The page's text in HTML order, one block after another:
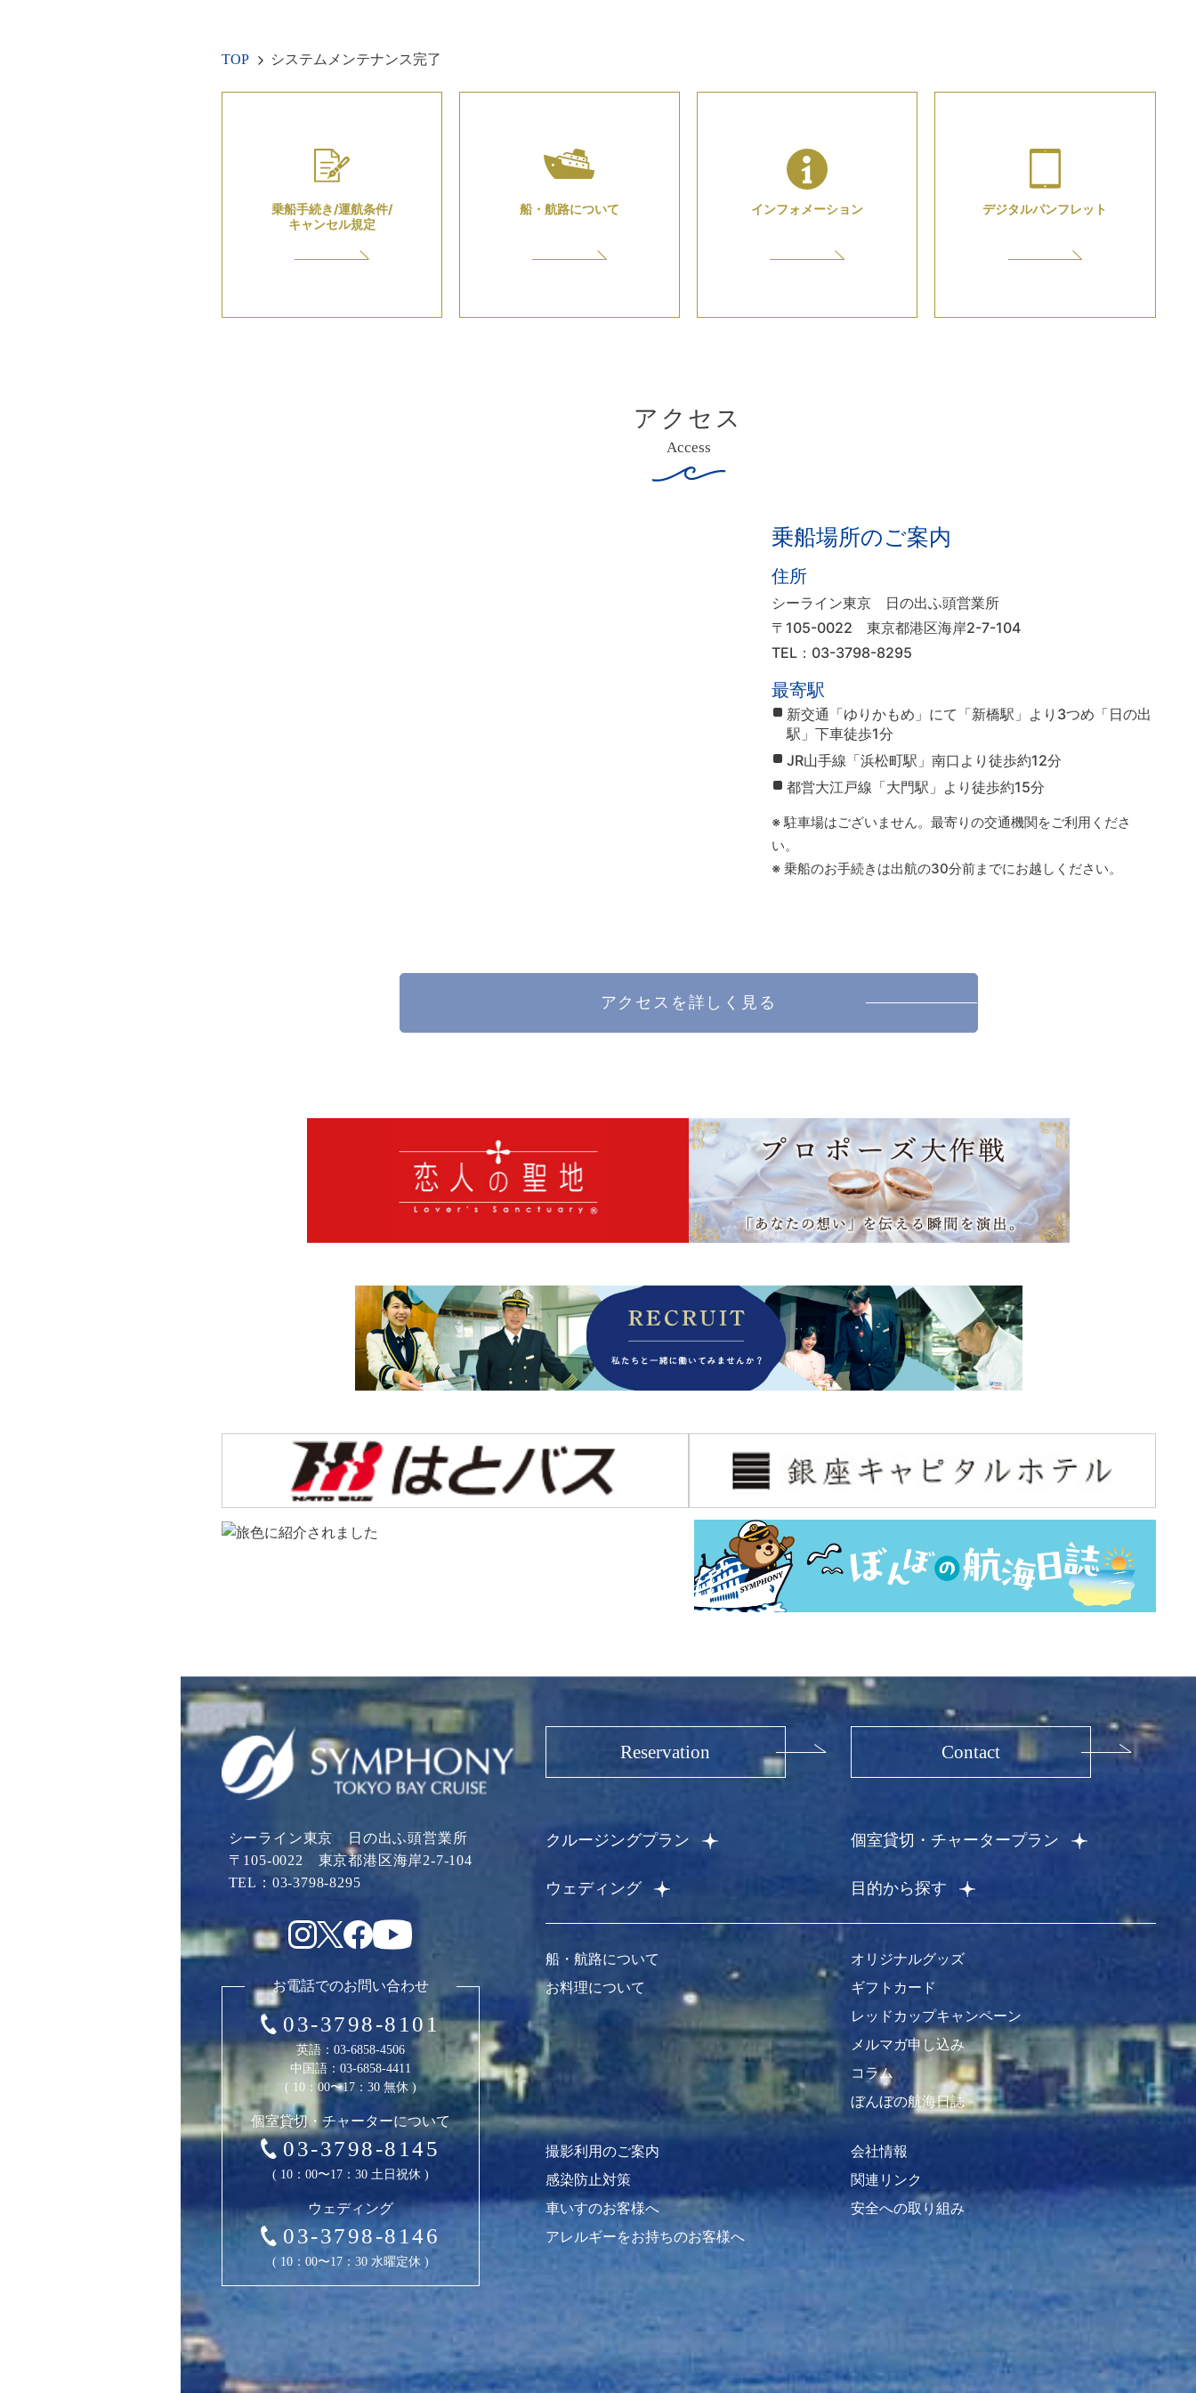
TOP システムメンテナンス完了
乗船手続き/運航条件/
キャンセル規定
船・航路について インフォメーション デジタルパンフレット
アクセス
Access
乗船場所のご案内
住所
シーライン東京 日の出ふ頭営業所
〒105-0022 東京都港区海岸2-7-104
TEL：03-3798-8295
最寄駅
新交通「ゆりかもめ」にて「新橋駅」より3つめ「日の出
駅」下車徒歩1分
JR山手線「浜松町駅」南口より徒歩約12分
都営大江戸線「大門駅」より徒歩約15分
※ 駐車場はございません。最寄りの交通機関をご利用くださ
い。
※ 乗船のお手続きは出航の30分前までにお越しください。
アクセスを詳しく見る
Reservation Contact
クルージングプラン 個室貸切・チャータープラン
ウェディング 目的から探す
船・航路について
お料理について
オリジナルグッズ
ギフトカード
レッドカップキャンペーン
メルマガ申し込み
コラム
ぼんぼの航海日誌
撮影利用のご案内
感染防止対策
車いすのお客様へ
アレルギーをお持ちのお客様へ
会社情報
関連リンク
安全への取り組み
シーライン東京 日の出ふ頭営業所
〒105-0022 東京都港区海岸2-7-104
TEL：03-3798-8295
お電話でのお問い合わせ
03-3798-8101
英語： 03-6858-4506
中国語： 03-6858-4411
( 10：00〜17：30 無休 )
個室貸切・チャーターについて
03-3798-8145
( 10：00〜17：30 土日祝休 )
ウェディング
03-3798-8146
( 10：00〜17：30 水曜定休 )